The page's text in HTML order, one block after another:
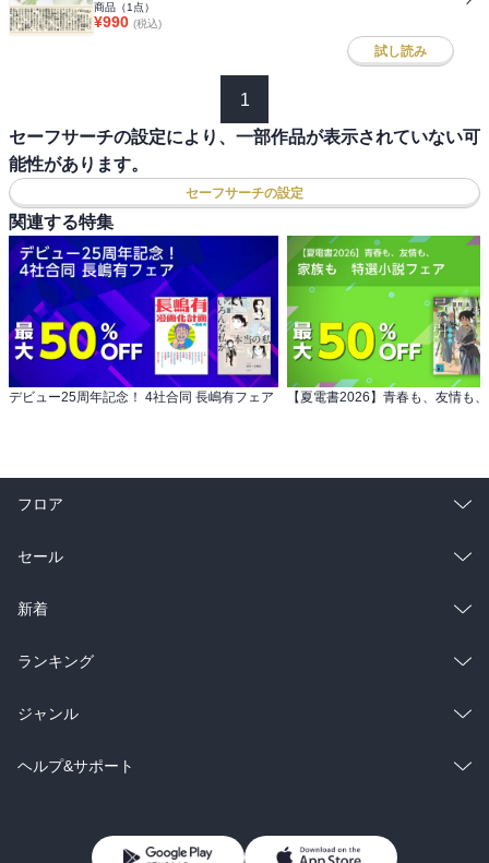
商品（1 点）
¥990 (税込)
試し読み
1
セーフサーチの設定により、一部作品が表示されていない可
能性があります。
セーフサーチの設定
関連する特集
デビュー25周年記念！ 4社合同 長嶋有フェア
フロア
総合
ラノベ
雑誌・グラビア
BL・TL
セール
総合
ラノベ
雑誌・グラビア
BL・TL
新着
総合
ラノベ
雑誌・グラビア
ランキング
総合
ラノベ
ジャンル
コミック
ヘルプ&サポート